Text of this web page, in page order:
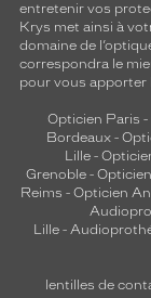
entretenir vos
Krys met ainsi à
domaine de
correspondra le
pour vous apporter
Opticien Paris -
Bordeaux-
Lille -
Grenoble -
Reims - Opticien
Lille-
lentilles de